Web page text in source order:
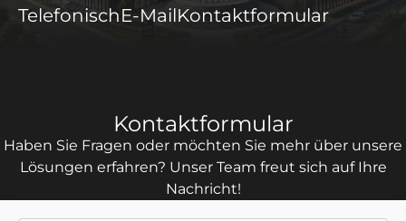
TelefonischE-MailKontaktformular
Kontaktformular
Haben Sie Fragen oder möchten Sie mehr über unsere
Lösungen erfahren? Unser Team freut sich auf Ihre
Nachricht!